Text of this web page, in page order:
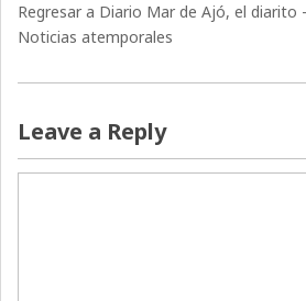
Regresar a Diario Mar de Ajó, el diarito
Noticias atemporales
Leave a Reply